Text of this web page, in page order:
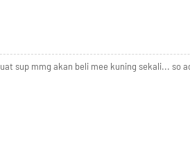
sup mmg akan beli mee kuning sekali... so